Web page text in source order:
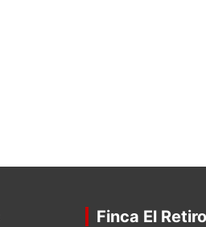
Finca El Retiro